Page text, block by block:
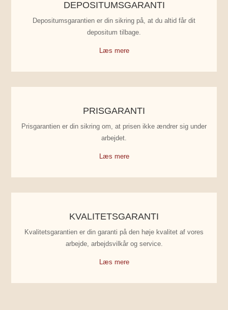
DEPOSITUMSGARANTI
Depositumsgarantien er din sikring på, at du altid får dit
depositum tilbage.
Læs mere
PRISGARANTI
Prisgarantien er din sikring om, at prisen ikke ændrer sig under
arbejdet.
Læs mere
KVALITETSGARANTI
Kvalitetsgarantien er din garanti på den høje kvalitet af vores
arbejde, arbejdsvilkår og service.
Læs mere